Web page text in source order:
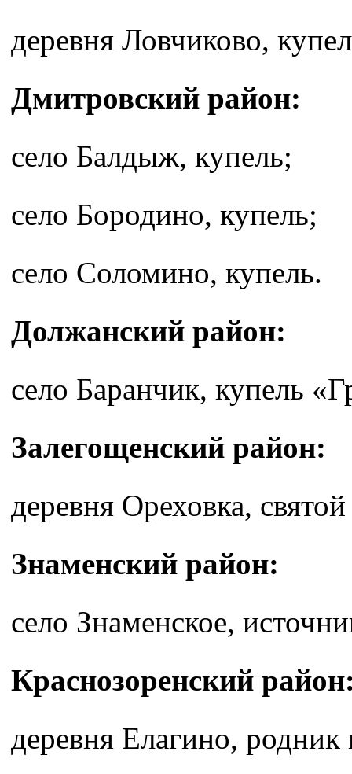
деревня Ловчиково,
Дмитровский район:
село Балдыж, купель;
село Бородино, купель;
село Соломино, купель.
Должанский район:
село Баранчик, купель
Залегощенский район:
деревня Ореховка,
Знаменский район:
село Знаменское,
Краснозоренский
деревня Елагино,